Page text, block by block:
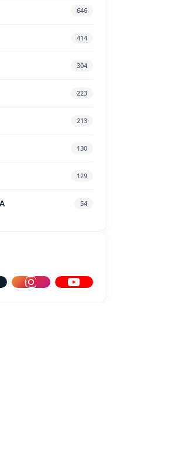
646
414
304
223
213
130
129
54